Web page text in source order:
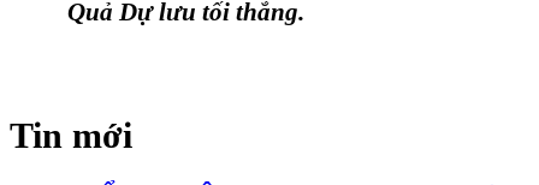
Quả Dự lưu tối thắng.
Tin mới